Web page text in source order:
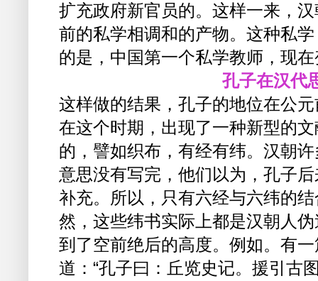
扩充政府新官员的。这样一来，
前的私学相调和的产物。这种私
的是，中国第一个私学教师，现
孔子在汉代
这样做的结果，孔子的地位在公
在这个时期，出现了一种新型的
的，譬如织布，有经有纬。汉朝
意思没有写完，他们以为，孔子
补充。所以，只有六经与六纬的
然，这些纬书实际上都是汉朝人
到了空前绝后的高度。例如。有
道：“孔子曰：丘览史记。援引古